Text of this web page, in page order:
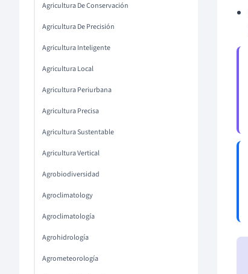
Agricultura De Conservación
Agricultura De Precisión
Agricultura Inteligente
Agricultura Local
Agricultura Periurbana
Agricultura Precisa
Agricultura Sustentable
Agricultura Vertical
Agrobiodiversidad
Agroclimatology
Agroclimatología
Agrohidrología
Agrometeorología